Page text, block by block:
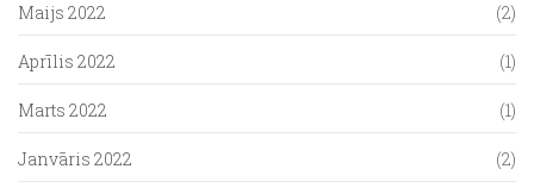
Maijs 2022 (2)
Aprīlis 2022 (1)
Marts 2022 (1)
Janvāris 2022 (2)